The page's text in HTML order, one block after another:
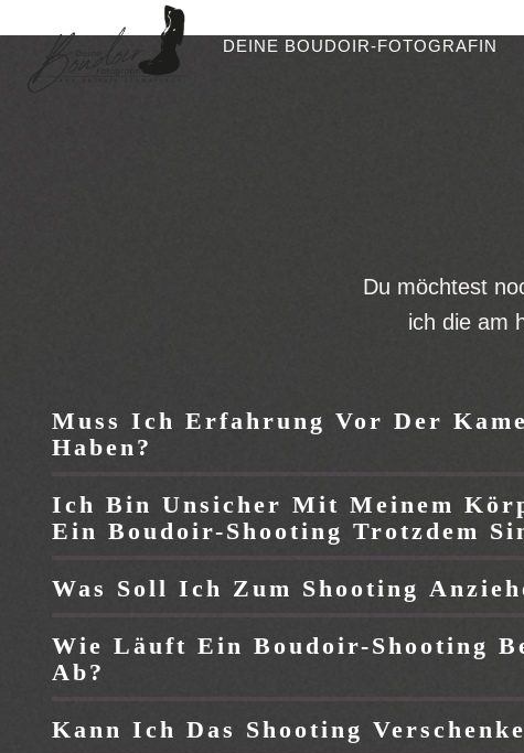
DEINE BOUDOIR-FOTOGRAFIN
Du möchtest
ich die am
Muss Ich Erfahrung Vor Der
Haben?
Ich Bin Unsicher Mit Meinem
Ein Boudoir-Shooting Trotzdem
Was Soll Ich Zum Shooting
Wie Läuft Ein Boudoir-Shooting
Ab?
Kann Ich Das Shooting